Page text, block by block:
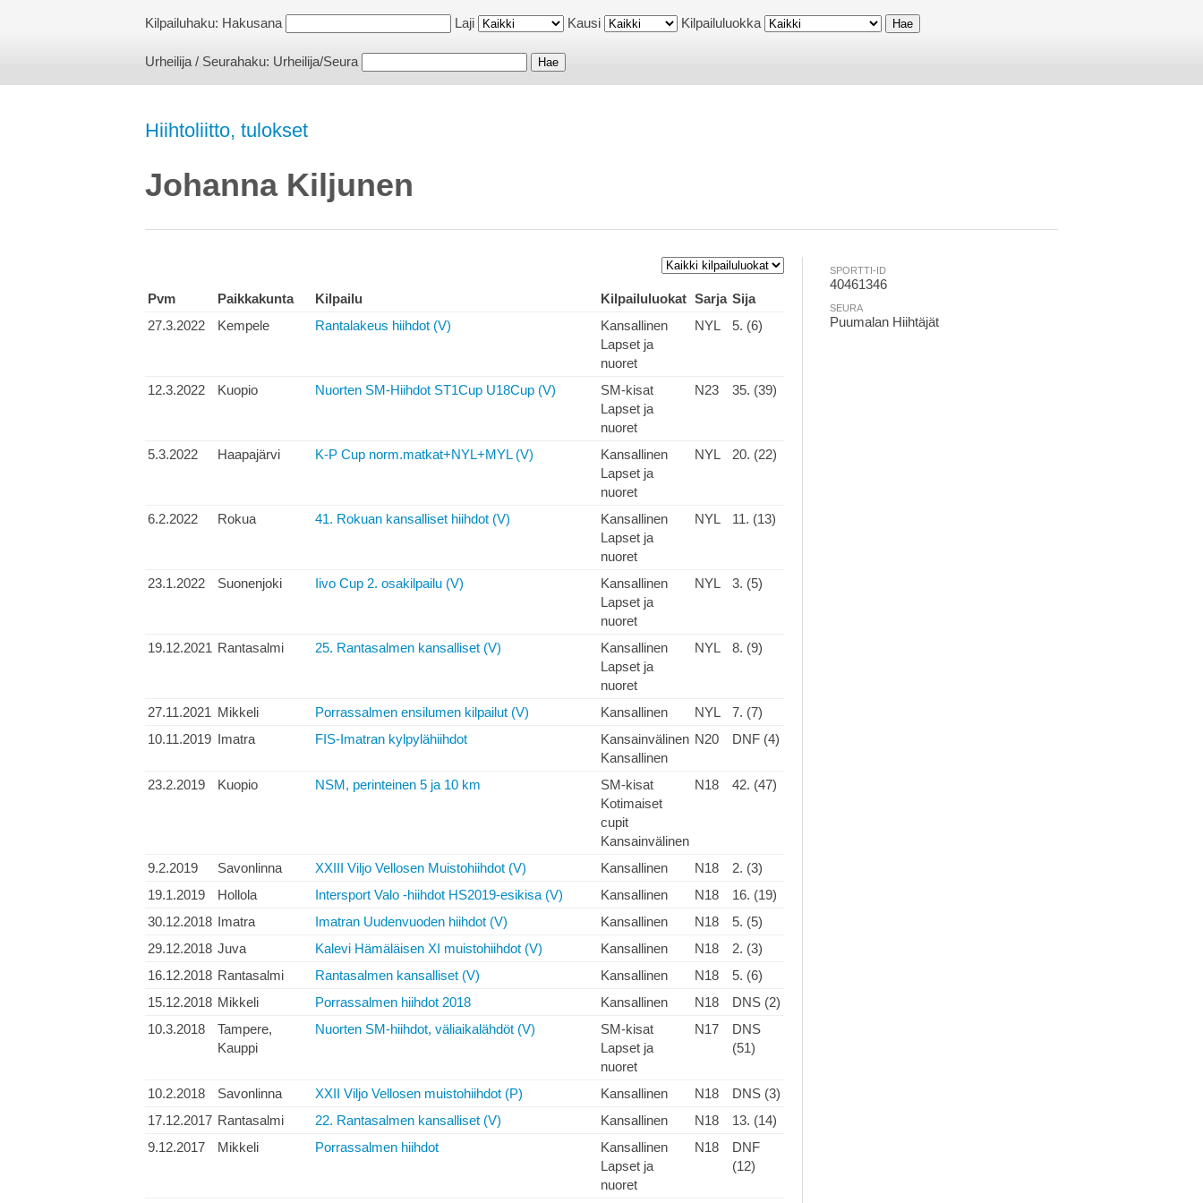
Kilpailuhaku: Hakusana Laji Kausi Kilpailuluokka
Urheilija / Seurahaku: Urheilija/Seura
Hiihtoliitto, tulokset
Johanna Kiljunen
Pvm Paikkakunta Kilpailu Kilpailuluokat Sarja Sija
27.3.2022
Kempele Rantalakeus hiihdot (V)
Kansallinen
Lapset ja
nuoret
NYL 5. (6)
12.3.2022 Kuopio Nuorten SM-Hiihdot ST1Cup U18Cup (V)
SM-kisat
Lapset ja
nuoret
N23 35. (39)
5.3.2022 Haapajärvi K-P Cup norm.matkat+NYL+MYL (V)
Kansallinen
Lapset ja
nuoret
NYL 20. (22)
6.2.2022 Rokua 41. Rokuan kansalliset hiihdot (V)
Kansallinen
Lapset ja
nuoret
NYL 11. (13)
23.1.2022 Suonenjoki Iivo Cup 2. osakilpailu (V)
Kansallinen
Lapset ja
nuoret
NYL 3. (5)
19.12.2021 Rantasalmi 25. Rantasalmen kansalliset (V)
Kansallinen
Lapset ja
nuoret
NYL 8. (9)
27.11.2021 Mikkeli Porrassalmen ensilumen kilpailut (V) Kansallinen NYL
7. (7)
10.11.2019 Imatra FIS-Imatran kylpylähiihdot
Kansainvälinen
Kansallinen
N20 DNF (4)
23.2.2019 Kuopio NSM, perinteinen 5 ja 10 km
SM-kisat
Kotimaiset
cupit
Kansainvälinen
N18 42. (47)
9.2.2019 Savonlinna XXIII Viljo Vellosen Muistohiihdot (V) Kansallinen N18
2. (3)
19.1.2019
Hollola Intersport Valo -hiihdot HS2019-esikisa (V) Kansallinen N18
16. (19)
30.12.2018 Imatra Imatran Uudenvuoden hiihdot (V) Kansallinen N18
5. (5)
29.12.2018 Juva Kalevi Hämäläisen XI muistohiihdot (V) Kansallinen N18
2. (3)
16.12.2018 Rantasalmi Rantasalmen kansalliset (V) Kansallinen N18
5. (6)
15.12.2018 Mikkeli Porrassalmen hiihdot 2018 Kansallinen N18
DNS (2)
10.3.2018
Tampere,
Kauppi
Nuorten SM-hiihdot, väliaikalähdöt (V)
SM-kisat
Lapset ja
nuoret
N17
DNS
(51)
10.2.2018 Savonlinna XXII Viljo Vellosen muistohiihdot (P) Kansallinen N18
DNS (3)
17.12.2017 Rantasalmi 22. Rantasalmen kansalliset (V) Kansallinen N18
13. (14)
9.12.2017
Mikkeli Porrassalmen hiihdot
Kansallinen
Lapset ja
nuoret
N18
DNF
(12)
SPORTTI-ID
40461346
SEURA
Puumalan Hiihtäjät